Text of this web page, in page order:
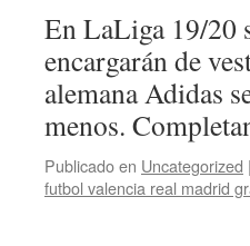
En LaLiga 19/20
encargarán de
alemana Adidas
menos.
Publicado en Uncategorized |
futbol valencia real madrid